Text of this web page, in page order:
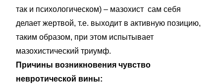
так и психологическом) – мазохист сам себя
делает жертвой, т.е. выходит в активную позицию,
таким образом, при этом испытывает
мазохистический триумф.
Причины возникновения чувство
невротической вины: